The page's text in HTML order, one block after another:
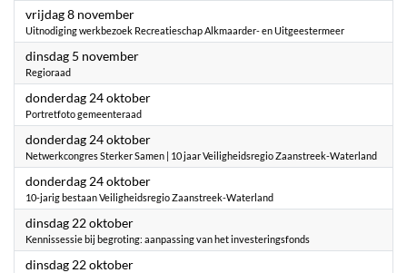
vrijdag 8 november2024
Uitnodiging werkbezoek Recreatieschap Alkmaarder- en Uitgeestermeer
dinsdag 5 november2024
Regioraad
donderdag 24 oktober2024
Portretfoto gemeenteraad
donderdag 24 oktober2024
Netwerkcongres Sterker Samen | 10 jaar Veiligheidsregio Zaanstreek-Waterland
donderdag 24 oktober2024
10-jarig bestaan Veiligheidsregio Zaanstreek-Waterland
dinsdag 22 oktober2024
Kennissessie bij begroting: aanpassing van het investeringsfonds
dinsdag 22 oktober2024